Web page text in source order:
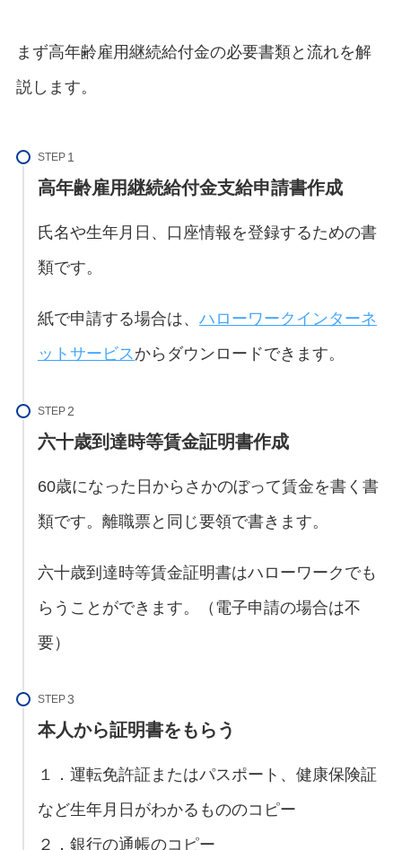
まず高年齢雇用継続給付金の必要書類と流れを解
説します。
STEP
高年齢雇用継続給付金支給申請書作成
氏名や生年月日、口座情報を登録するための書
類です。
紙で申請する場合は、 ハローワークインターネ
ットサービスからダウンロードできます。
STEP
六十歳到達時等賃金証明書作成
60歳になった日からさかのぼって賃金を書く書
類です。離職票と同じ要領で書きます。
六十歳到達時等賃金証明書はハローワークでも
らうことができます。（電子申請の場合は不
要）
STEP
本人から証明書をもらう
１．運転免許証またはパスポート、健康保険証
など生年月日がわかるもののコピー
２．銀行の通帳のコピー